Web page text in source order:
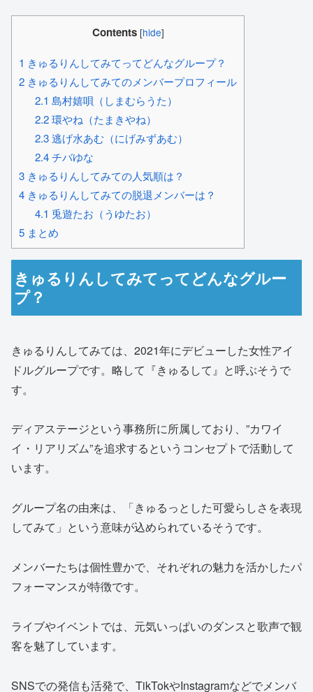
Contents [hide]
1 きゅるりんしてみてってどんなグループ？
2 きゅるりんしてみてのメンバープロフィール
2.1 島村嬉唄（しまむらうた）
2.2環やね（たまきやね）
2.3逃げ水あむ（にげみずあむ）
2.4チバゆな
3 きゅるりんしてみての人気順は？
4 きゅるりんしてみての脱退メンバーは？
4.1 兎遊たお（うゆたお）
5 まとめ
きゅるりんしてみてってどんなグルー
プ？
きゅるりんしてみては、2021年にデビューした女性アイ
ドルグループです。略して『きゅるして』と呼ぶそうで
す。
ディアステージという事務所に所属しており、”カワイ
イ・リアリズム”を追求するというコンセプトで活動して
います。
グループ名の由来は、「きゅるっとした可愛らしさを表現
してみて」という意味が込められているそうです。
メンバーたちは個性豊かで、それぞれの魅力を活かしたパ
フォーマンスが特徴です。
ライブやイベントでは、元気いっぱいのダンスと歌声で観
客を魅了しています。
SNSでの発信も活発で、TikTokやInstagramなどでメンバ